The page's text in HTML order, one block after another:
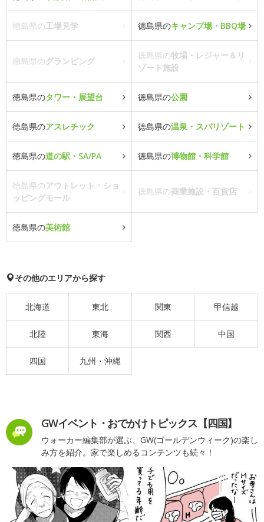
徳島県の工場見学 徳島県のキャンプ場・BBQ場
徳島県のグランピング
徳島県の牧場・レジャー＆リ
ゾート施設
徳島県のタワー・展望台 徳島県の公園
徳島県のアスレチック 徳島県の温泉・スパリゾート
徳島県の道の駅・SA/PA 徳島県の博物館・科学館
徳島県のアウトレット・ショ
ッピングモール
徳島県の商業施設・百貨店
徳島県の美術館
その他のエリアから探す
北海道 東北 関東 甲信越
北陸 東海 関西 中国
四国 九州・沖縄
GWイベント・おでかけトピックス【四国】
ウォーカー編集部が選ぶ、GW(ゴールデンウィーク)の楽し
み方を紹介。家で楽しめるコンテンツも続々！